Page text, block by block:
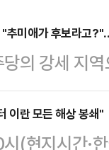
추미애가 후보라고
의 강세 지
전반적으로
위기가 팽배
이란 모든 해상 봉쇄"
·한국시간 오후 11시